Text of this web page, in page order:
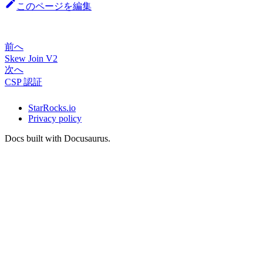
このページを編集
前へ
Skew Join V2
次へ
CSP 認証
StarRocks.io
Privacy policy
Docs built with Docusaurus.